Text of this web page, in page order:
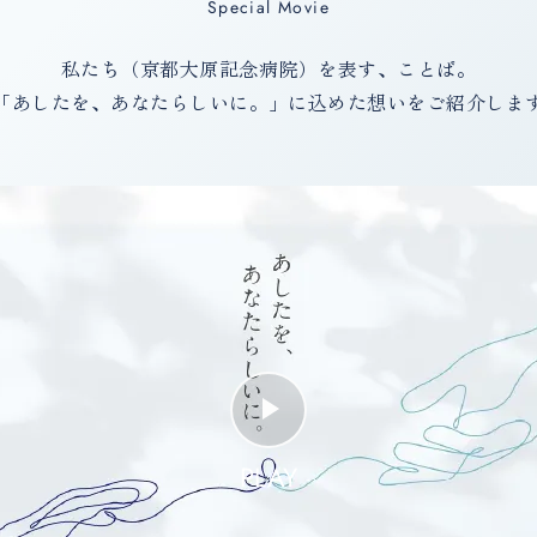
Special Movie
私たち（京都大原記念病院）を表す、ことば。
あしたを、あなたらしいに。」に込めた想いをご紹介しま
PLAY